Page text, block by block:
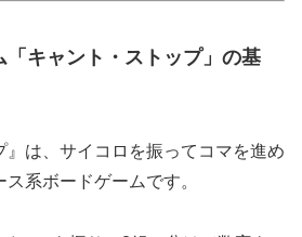
「キャント・ストップ」の基
』は、サイコロを振ってコマを進め
系ボードゲームです。